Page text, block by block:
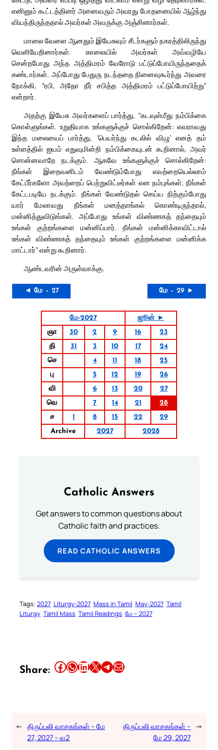
எனினும் கூட்டத்தினர் அனைவரும் அவரது போதனையில் ஆழ்ந்து
வியந்திருந்ததால் அவர்கள் அவருக்கு அஞ்சினார்கள்.
மாலை வேளை ஆனதும் இயேசுவும் சீடர்களும் நகரத்திலிருந்து
வெளியேறினார்கள். காலையில் அவர்கள் அவ்வழியே
சென்றபோது அந்த அத்திமரம் வேரோடு பட்டுப்போயிருந்ததைக்
கண்டார்கள். அப்போது பேதுரு நடந்ததை நினைவுகூர்ந்து அவரை
நோக்கி, “ரபி, அதோ நீர் சபித்த அத்திமரம் பட்டுப்போயிற்று”
என்றார்.
அதற்கு இயேசு அவர்களைப் பார்த்து, “கடவுள்மீது நம்பிக்கை
கொள்ளுங்கள். உறுதியாக உங்களுக்குச் சொல்கிறேன்: எவராவது
இந்த மலையைப் பார்த்து, ‘பெயர்ந்து கடலில் விழு’ எனத் தம்
உள்ளத்தில் ஐயம் எதுவுமின்றி நம்பிக்கையுடன் கூறினால், அவர்
சொன்னவாறே நடக்கும். ஆகவே உங்களுக்குச் சொல்கிறேன்:
நீங்கள் இறைவனிடம் வேண்டும்போது எவற்றையெல்லாம்
கேட்பீர்களோ அவற்றைப் பெற்றுவிட்டீர்கள் என நம்புங்கள்; நீங்கள்
கேட்டபடியே நடக்கும். நீங்கள் வேண்டுதல் செய்ய நிற்கும்போது
யார் மேலாவது நீங்கள் மனத்தாங்கல் கொண்டிருந்தால்,
மன்னித்துவிடுங்கள். அப்போது உங்கள் விண்ணகத் தந்தையும்
உங்கள் குற்றங்களை மன்னிப்பார். நீங்கள் மன்னிக்காவிட்டால்
உங்கள் விண்ணகத் தந்தையும் உங்கள் குற்றங்களை மன்னிக்க
மாட்டார்” என்று கூறினார்.
ஆண்டவரின் அருள்வாக்கு.
◄ மே – 27 மே – 29 ►
மே-2027
ஜூன் ►
ஞா
30 2 9 16
23
தி
31 3 10 17
24
செ
4 11 18
25
பு
5 12 19
26
வி
6 13 20
27
வெ
7 14 21
28
ச
1 8 15 22
29
Archive
2027 2028
Catholic Answers
Get answers to common questions about
Catholic faith and practices.
READ CATHOLIC ANSWERS
Tags: 2027 Liturgy-2027 Mass in Tamil May-2027 Tamil
Liturgy Tamil Mass Tamil Readings மே – 2027
Share: Share this article on Facebook Share this article on WhatsApp Share this article on LinkedIn Share this article on X Share this article on TelegramEmail this Article
← திருப்பலி வாசகங்கள் – மே
27, 2027 – வ2
திருப்பலி வாசகங்கள் –
மே 29, 2027
→